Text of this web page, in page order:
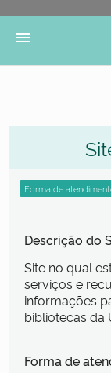
Portal do
Governo
menu
Descrição do
Site no qual
serviços e
informações
bibliotecas da
Forma de